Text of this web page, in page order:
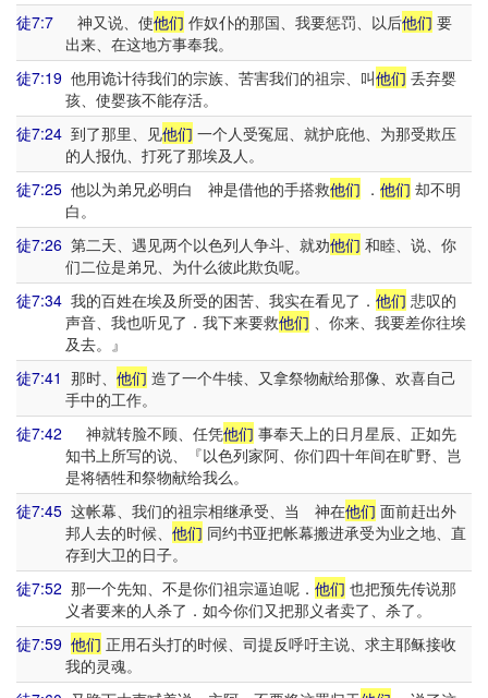
徒7:7 神又说、使他们 作奴仆的那国、我要惩罚、以后他们 要
出来、在这地方事奉我。
徒7:19 他用诡计待我们的宗族、苦害我们的祖宗、叫他们 丢弃婴
孩、使婴孩不能存活。
徒7:24 到了那里、见他们 一个人受冤屈、就护庇他、为那受欺压
的人报仇、打死了那埃及人。
徒7:25 他以为弟兄必明白 神是借他的手搭救他们 ． 他们 却不明
白。
徒7:26 第二天、遇见两个以色列人争斗、就劝他们 和睦、说、你
们二位是弟兄、为什么彼此欺负呢。
徒7:34 我的百姓在埃及所受的困苦、我实在看见了． 他们 悲叹的
声音、我也听见了．我下来要救他们 、你来、我要差你往埃
及去。』
徒7:41 那时、 他们 造了一个牛犊、又拿祭物献给那像、欢喜自己
手中的工作。
徒7:42 神就转脸不顾、任凭他们 事奉天上的日月星辰、正如先
知书上所写的说、『以色列家阿、你们四十年间在旷野、岂
是将牺牲和祭物献给我么。
徒7:45 这帐幕、我们的祖宗相继承受、当 神在他们 面前赶出外
邦人去的时候、 他们 同约书亚把帐幕搬进承受为业之地、直
存到大卫的日子。
徒7:52 那一个先知、不是你们祖宗逼迫呢． 他们 也把预先传说那
义者要来的人杀了．如今你们又把那义者卖了、杀了。
徒7:59 他们 正用石头打的时候、司提反呼吁主说、求主耶稣接收
我的灵魂。